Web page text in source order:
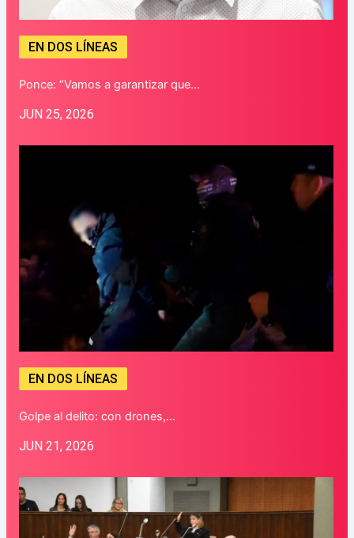
EN DOS LÍNEAS
Ponce: “Vamos a garantizar que…
JUN 25, 2026
EN DOS LÍNEAS
Golpe al delito: con drones,…
JUN 21, 2026